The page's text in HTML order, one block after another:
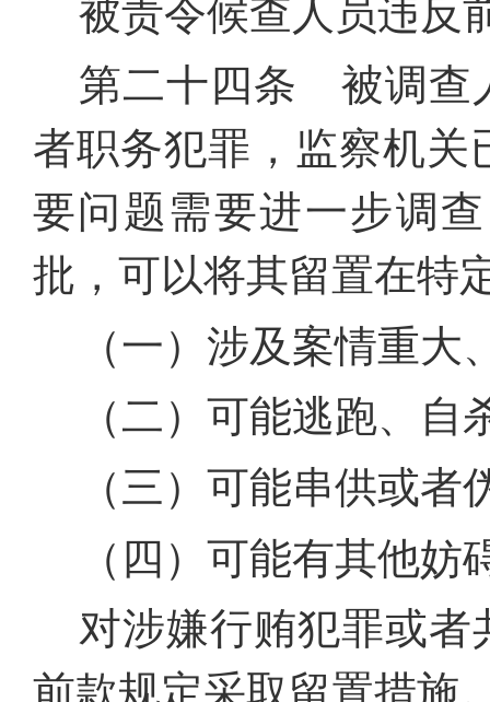
被责令候查人员违反
第二十四条 被调查
者职务犯罪，监察机
要问题需要进一步调
批，可以将其留置在特
（一）涉及案情重大
（二）可能逃跑、自
（三）可能串供或
（四）可能有其他妨
对涉嫌行贿犯罪或
前款规定采取留置措施